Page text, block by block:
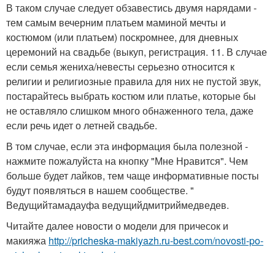
В таком случае следует обзавестись двумя нарядами -
тем самым вечерним платьем маминой мечты и
костюмом (или платьем) поскромнее, для дневных
церемоний на свадьбе (выкуп, регистрация. 11. В случае
если семья жениха/невесты серьезно относится к
религии и религиозные правила для них не пустой звук,
постарайтесь выбрать костюм или платье, которые бы
не оставляло слишком много обнаженного тела, даже
если речь идет о летней свадьбе.
В том случае, если эта информация была полезной -
нажмите пожалуйста на кнопку "Мне Нравится". Чем
больше будет лайков, тем чаще информативные посты
будут появляться в нашем сообществе. "
Ведущийтамадауфа ведущийдмитриймедведев.
Читайте далее новости о модели для причесок и
макияжа http://pricheska-makiyazh.ru-best.com/novosti-po-